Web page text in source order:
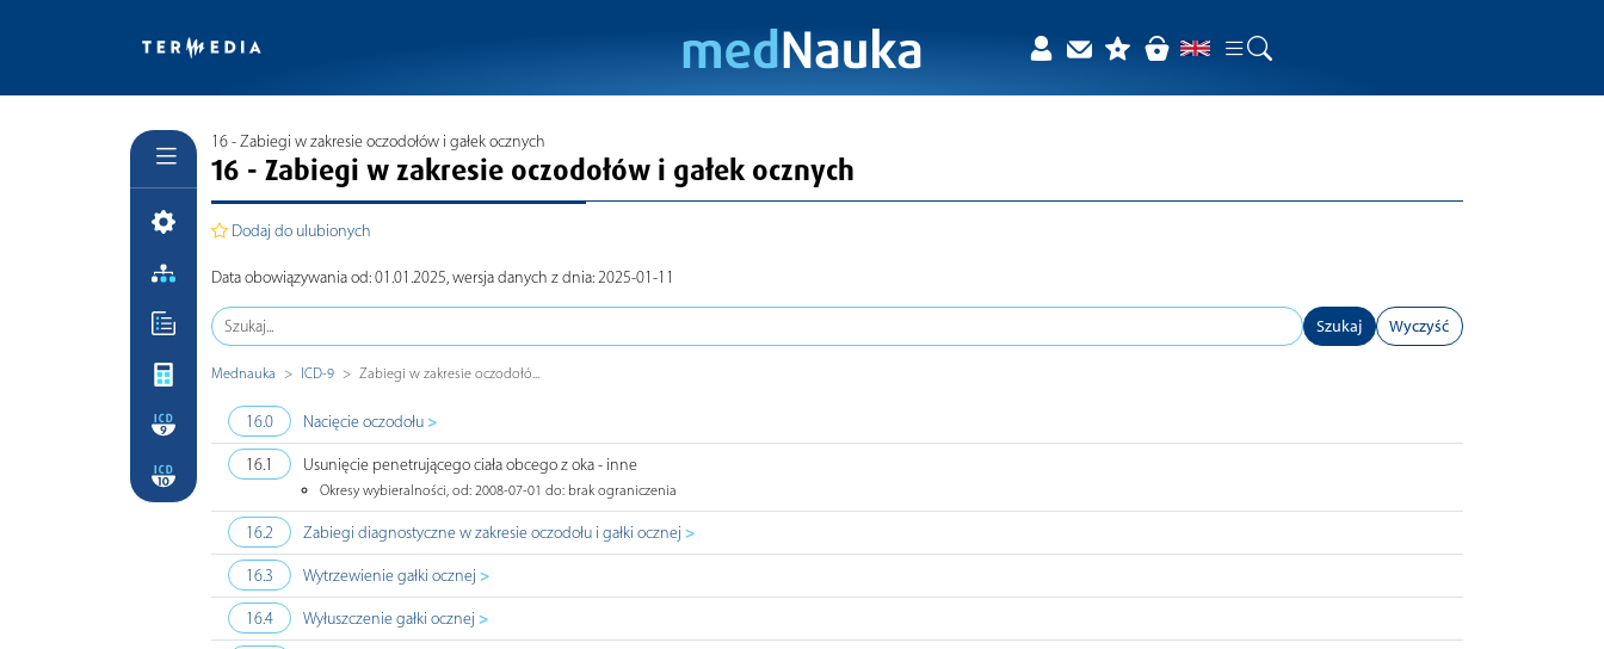
16 - Zabiegi w zakresie oczodołów i gałek ocznych
16 - Zabiegi w zakresie oczodołów i gałek ocznych
Dodaj do ulubionych
Data obowiązywania od: 01.01.2025, wersja danych z dnia: 2025-01-11
Szukaj Wyczyść
Mednauka ICD-9 Zabiegi w zakresie oczodołó...
16.0 Nacięcie oczodołu>
16.1 Usunięcie penetrującego ciała obcego z oka - inne
Okresy wybieralności, od: 2008-07-01 do: brak ograniczenia
16.2 Zabiegi diagnostyczne w zakresie oczodołu i gałki ocznej >
16.3 Wytrzewienie gałki ocznej >
16.4 Wyłuszczenie gałki ocznej >